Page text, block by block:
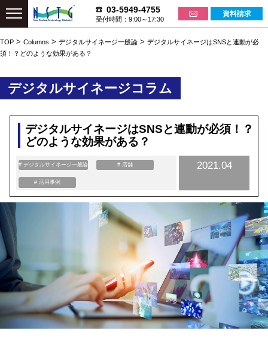
03-5949-4755
受付時間：9:00～17:30
資料請求
TOP > Columns > デジタルサイネージ一般論 > デジタルサイネージはSNSと連動が必
須！？どのような効果がある？
デジタルサイネージコラム
デジタルサイネージはSNSと連動が必須！？
どのような効果がある？
# デジタルサイネージ一般論 # 店舗
# 活用事例
2021.04